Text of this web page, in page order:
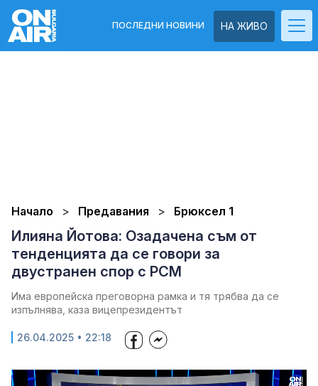
НА ЖИВО
ПОСЛЕДНИ НОВИНИ
Начало Предавания Брюксел 1
Илияна Йотова: Озадачена съм от
тенденцията да се говори за
двустранен спор с РСМ
Има европейска преговорна рамка и тя трябва да се
изпълнява, каза вицепрезидентът
26.04.2025 • 22:18